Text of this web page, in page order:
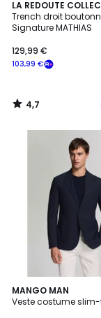
LA REDOUTE
Trench droit
Signature MATHIAS
103,99 €
129,99 €
4,7
/ 5
2
Couleurs
4,7
/
MANGO MAN
Veste costume